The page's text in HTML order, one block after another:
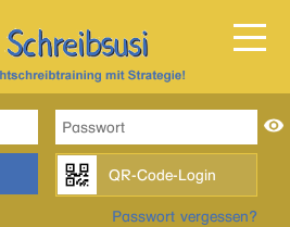
QR-Code-Login
Passwort vergessen?